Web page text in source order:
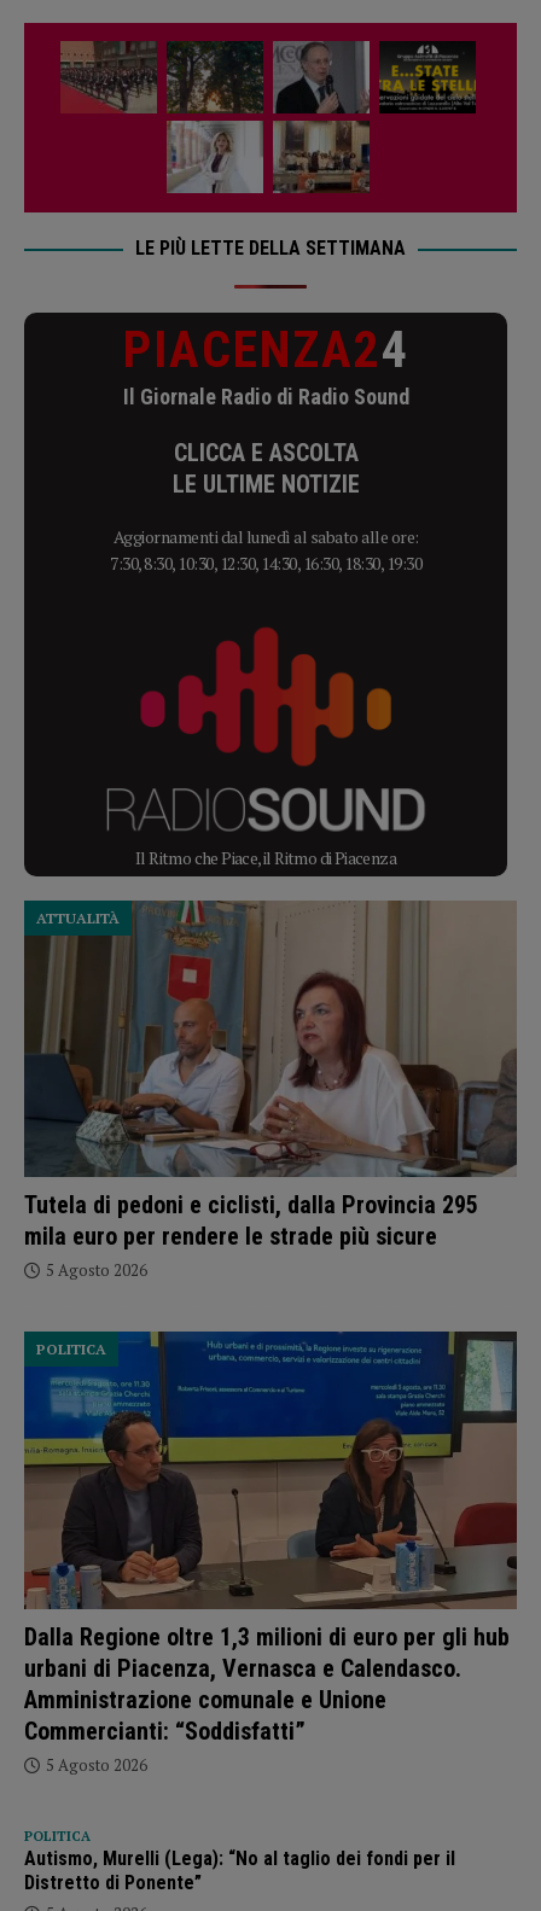
LE PIÙ LETTE DELLA SETTIMANA
PIACENZA24
Il Giornale Radio di Radio Sound
CLICCA E ASCOLTA
LE ULTIME NOTIZIE
Aggiornamenti dal lunedì al sabato alle ore:
7:30, 8:30, 10:30, 12:30, 14:30, 16:30, 18:30, 19:30
Il Ritmo che Piace, il Ritmo di Piacenza
Tutela di pedoni e ciclisti, dalla Provincia 295
mila euro per rendere le strade più sicure
ATTUALITÀ
5 Agosto 2026
Dalla Regione oltre 1,3 milioni di euro per gli hub
urbani di Piacenza, Vernasca e Calendasco.
Amministrazione comunale e Unione
Commercianti: “Soddisfatti”
POLITICA
5 Agosto 2026
POLITICA
Autismo, Murelli (Lega): “No al taglio dei fondi per il
Distretto di Ponente”